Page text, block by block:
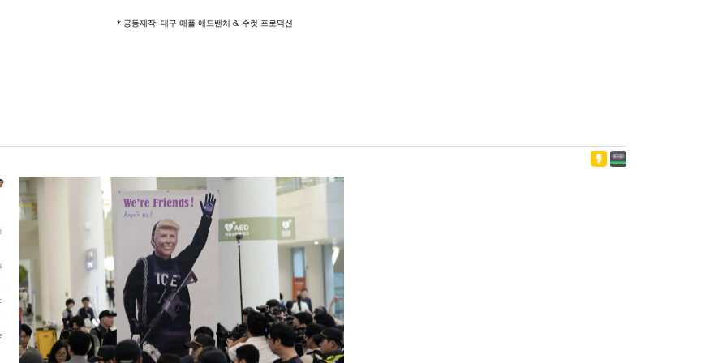
* 공동제작: 대구 애플 애드밴처 & 수컷 프로덕션